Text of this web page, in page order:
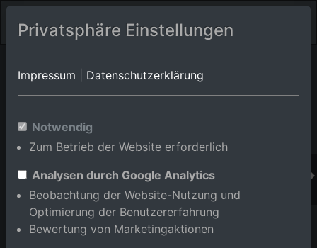
Orts-Album von Karlsruhe/Grötzingen
Württemberg,Deutschland
Im Shop bestellen
Privatsphäre Einstellungen
Impressum Datenschutzerklärung
Notwendig
Zum Betrieb der Website erforderlich
Analysen durch Google Analytics
Beobachtung der Website-Nutzung und
Optimierung der Benutzererfahrung
Bewertung von Marketingaktionen